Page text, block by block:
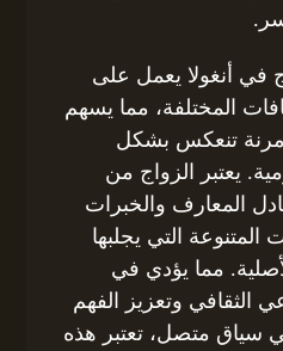
في أنغولا يعمل على
المختلفة، مما يسهم
تنعكس بشكل
يعتبر الزواج من
المعارف والخبرات
المتنوعة التي يجلبها
مما يؤدي في
الثقافي وتعزيز الفهم
في سياق متصل، تعتبر هذه